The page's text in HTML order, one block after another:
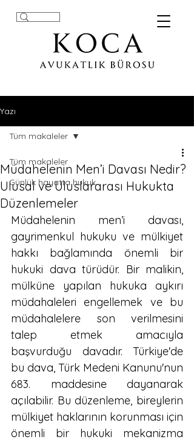
Yazı
Tüm makaleler
Günlük hayatta hukuk
Tüm makaleler
Müdahelenin Men’i Davası Nedir?
Ulusal ve Uluslararası Hukukta
Düzenlemeler
Müdahelenin men’i davası,
gayrimenkul hukuku ve mülkiyet
hakkı bağlamında önemli bir
hukuki dava türüdür. Bir malikin,
mülküne yapılan hukuka aykırı
müdahaleleri engellemek ve bu
müdahalelere son verilmesini
talep etmek amacıyla
başvurduğu davadır. Türkiye'de
bu dava, Türk Medeni Kanunu'nun
683. maddesine dayanarak
açılabilir. Bu düzenleme, bireylerin
mülkiyet haklarının korunması için
önemli bir hukuki mekanizma